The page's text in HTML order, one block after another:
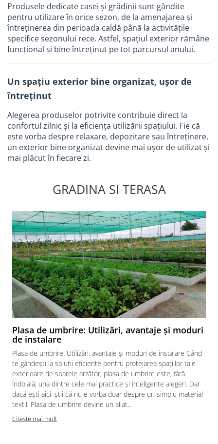
Produsele dedicate casei și grădinii sunt gândite
pentru utilizare în orice sezon, de la amenajarea și
întreținerea din perioada caldă până la activitățile
specifice sezonului rece. Astfel, spațiul exterior rămâne
funcțional și bine întreținut pe tot parcursul anului.
Un spațiu exterior bine organizat, ușor de
întreținut
Alegerea produselor potrivite contribuie direct la
confortul zilnic și la eficiența utilizării spațiului. Fie că
este vorba despre relaxare, depozitare sau întreținere,
un exterior bine organizat devine mai ușor de utilizat și
mai plăcut în fiecare zi.
GRADINA SI TERASA
Plasa de umbrire: Utilizări, avantaje și moduri
de instalare
Plasa de umbrire: Utilizări, avantaje și moduri de instalare Când
te gândești la soluții eficiente pentru protejarea spațiilor tale
exterioare de soarele arzător, plasa de umbrire este, fără
îndoială, una dintre cele mai practice și inteligente alegeri. Dar
dacă ești aici, știi că nu e vorba doar despre un simplu material
textil. Plasa de umbrire devine un aliat...
Citeste mai mult